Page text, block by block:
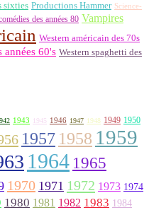
sixties Productions Hammer Science-
des années 80 Vampires
Western américain des 70s
années 60's Western spaghetti des
1943 1945 1946 1947 1948 1949 1950
1957 1958 1959
1964 1965
1970 1971 1972 1973 1974
1980 1981 1982 1983 1984